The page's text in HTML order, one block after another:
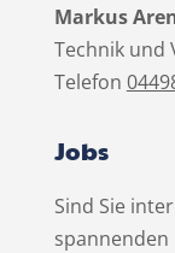
Markus
Technik und
Telefon
Jobs
Sind Sie